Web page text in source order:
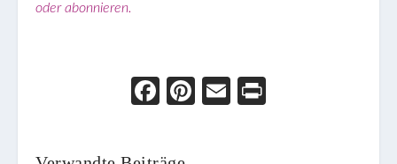
oder abonnieren.
Face
Pint
Ema